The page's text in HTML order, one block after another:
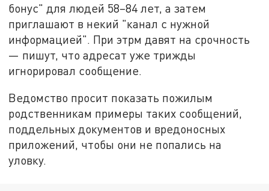
бонус" для людей 58–84 лет, а затем
приглашают в некий "канал с нужной
информацией". При этрм давят на срочность
— пишут, что адресат уже трижды
игнорировал сообщение.
Ведомство просит показать пожилым
родственникам примеры таких сообщений,
поддельных документов и вредоносных
приложений, чтобы они не попались на
уловку.